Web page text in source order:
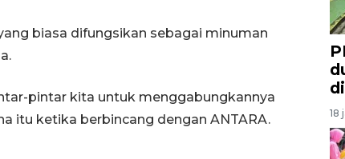
biasa difungsikan sebagai minuman
pintar kita untuk menggabungkannya
itu ketika berbincang dengan ANTARA.
18